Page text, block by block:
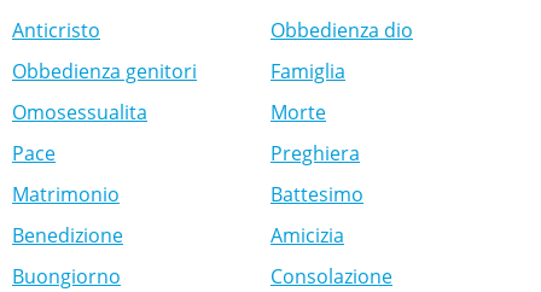
Anticristo
Obbedienza dio
Obbedienza genitori
Famiglia
Omosessualita
Morte
Pace
Preghiera
Matrimonio
Battesimo
Benedizione
Amicizia
Buongiorno
Consolazione